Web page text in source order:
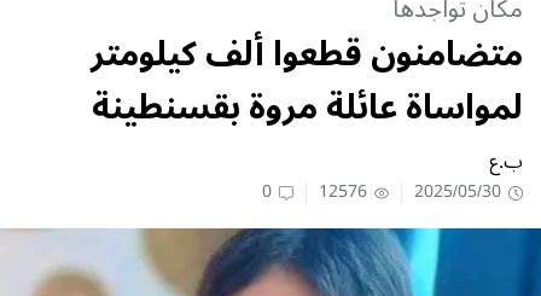
متضامنون قطعوا ألف كيلومتر
لمواساة عائلة مروة بقسنطينة
ب.ع
2025/05/30
12576
0